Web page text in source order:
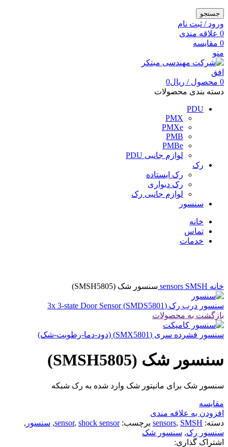
جستجو
ورود / ثبت نام
0 علاقه مندی
0 مقایسه
منو
0 محصول / ریال0
دسته بندی محصولات
PDU
PMX
PMXe
PMB
PMBe
لوازم جانبی PDU
رک
رک ایستاده
رک دیواری
لوازم جانبی رک
سنسور
خانه
تماس
خدمات
خانه
sensors SMSH سنسور شک (SMSH5805)
سنسور درب رک (SMDS5801) 3x 3-state Door Sensor
بازگشت به محصولات
سنسور فشرده سری (SMX5801) (دود-دما-رطوبت-شک)
سنسور شک (SMSH5805)
سنسور شک برای مانیتور شک وارد شده به رک شبکه
مقایسه
افزودن به علاقه مندی
دسته:
sensors, SMSH برچسب: sensor, shock sensor
, سنسور ,
سنسور رک, سنسور شک
اشتراک گذاری: